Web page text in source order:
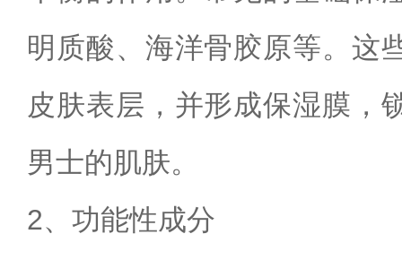
明质酸、海洋骨胶原等。这
皮肤表层，并形成保湿膜，
男士的肌肤。
2、功能性成分